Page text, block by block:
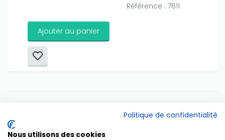
Référence : 7611
Ajouter au panier
10 11 12
13
14
15 16 17 Suivant
Politique de confidentialité
Nous utilisons des cookies